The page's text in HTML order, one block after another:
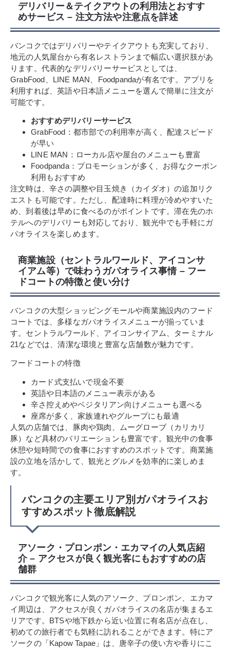
デリバリー＆テイクアウトの利用法とおすす
めサービス – 注文方法や注意点を詳述
バンコクではデリバリーやテイクアウトも充実しており、
地元の人気屋台から有名レストランまで幅広い選択肢があ
ります。代表的なデリバリーサービスとしては、
GrabFood、LINE MAN、Foodpandaが有名です。アプリを
利用すれば、英語や日本語メニューを選んで簡単に注文が
可能です。
おすすめデリバリーサービス
GrabFood：都市部での利用率が高く、配達スピード
が早い
LINE MAN：ローカル店や屋台のメニューも豊富
Foodpanda：プロモーションが多く、お得なクーポン
利用もおすすめ
注文時は、辛さの調整や目玉焼き（カイダオ）の追加リク
エストも可能です。ただし、配達時に料理が冷めやすいた
め、到着後は早めに食べるのがポイントです。滞在先のホ
テルへのデリバリーも対応しており、観光中でも手軽にガ
パオライスを楽しめます。
商業施設（セントラルワールド、アイコンサ
イアム等）で味わうガパオライス事情 – フー
ドコートの特徴と使い分け
バンコクの大型ショッピングモールや商業施設内のフード
コートでは、多様なガパオライスメニューが揃っていま
す。セントラルワールド、アイコンサイアム、ターミナル
21などでは、清潔な環境と豊富な店舗数が魅力です。
フードコートの特徴
カード式支払いで現金不要
英語や日本語のメニュー表示がある
辛さ控えめやベジタリアン向けメニューも選べる
座席が多く、家族連れやグループにも最適
人気の店舗では、豚肉や鶏肉、ムーグローブ（カリカリ
豚）など具材のバリエーションも豊富です。観光中の食事
休憩や短時間での食事におすすめのスポットです。商業施
設の立地を活かして、観光とグルメを効率的に楽しめま
す。
バンコクの主要エリア別ガパオライスお
すすめスポット徹底解説
アソーク・プロンポン・エカマイの人気店紹
介 – アクセスが良く観光客にもおすすめの店
舗群
バンコクで観光客に人気のアソーク、プロンポン、エカマ
イ周辺は、アクセスが良くガパオライスの名店が集まるエ
リアです。BTSや地下鉄から近い位置に有名店が点在し、
初めての旅行者でも気軽に訪れることができます。特にア
ソークの「Kapow Tapae」は、唐辛子の使い方や香りにこ